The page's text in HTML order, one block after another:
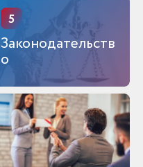
5
Законодательств
о